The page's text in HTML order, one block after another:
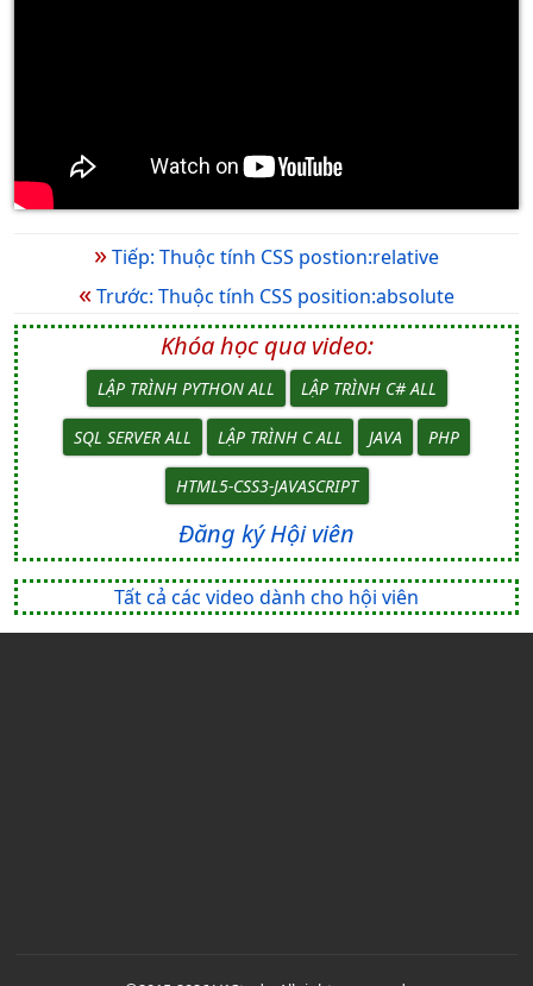
»Tiếp: Thuộc tính CSS postion:relative
«Trước: Thuộc tính CSS position:absolute
Khóa học qua video:
LẬP TRÌNH PYTHON ALL LẬP TRÌNH C# ALL
SQL SERVER ALL LẬP TRÌNH C ALL JAVA PHP
HTML5-CSS3-JAVASCRIPT
Đăng ký Hội viên
Tất cả các video dành cho hội viên